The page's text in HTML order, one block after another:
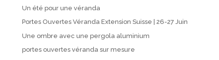
Un été pour une véranda
Portes Ouvertes Véranda Extension Suisse | 26-27 Juin
Une ombre avec une pergola aluminium
portes ouvertes véranda sur mesure